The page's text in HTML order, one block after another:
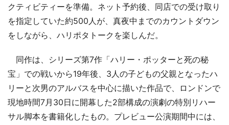
クティビティーを準備。ネット予約後、同店での受け取り
を指定していた約500人が、真夜中までのカウントダウン
をしながら、ハリポタトークを楽しんだ。
同作は、シリーズ第7作「ハリー・ポッターと死の秘
宝」での戦いから19年後、3人の子どもの父親となったハ
リーと次男のアルバスを中心に描いた作品で、ロンドンで
現地時間7月30日に開幕した2部構成の演劇の特別リハー
サル脚本を書籍化したもの。プレビュー公演期間中には、